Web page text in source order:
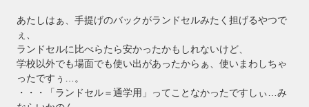
あたしはぁ、手提げのバックがランドセルみたく担げるやつで
ぇ、
ランドセルに比べらたら安かったかもしれないけど、
学校以外でも場面でも使い出があったからぁ、使いまわしちゃ
ったですぅ…。
・・・「ランドセル＝通学用」ってことなかったですしぃ…み